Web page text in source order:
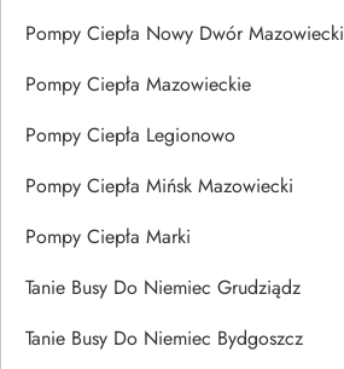
Pompy Ciepła Nowy Dwór Mazowiecki
Pompy Ciepła Mazowieckie
Pompy Ciepła Legionowo
Pompy Ciepła Mińsk Mazowiecki
Pompy Ciepła Marki
Tanie Busy Do Niemiec Grudziądz
Tanie Busy Do Niemiec Bydgoszcz